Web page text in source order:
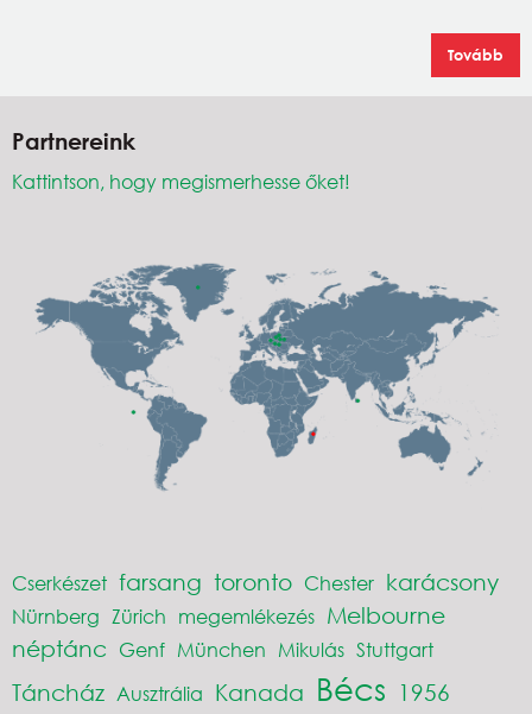
Tovább
Partnereink
Kattintson, hogy megismerhesse őket!
Cserkészet farsang toronto Chester karácsony
Nürnberg Zürich megemlékezés Melbourne
néptánc Genf München Mikulás Stuttgart
Táncház Ausztrália Kanada Bécs
1956